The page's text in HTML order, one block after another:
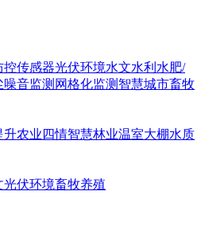
控传感器光伏环境水文水利 水肥/
噪音监测 网格化监测 智慧城市畜牧
升农业四情智慧林业温室大棚水质
光伏环境畜牧养殖